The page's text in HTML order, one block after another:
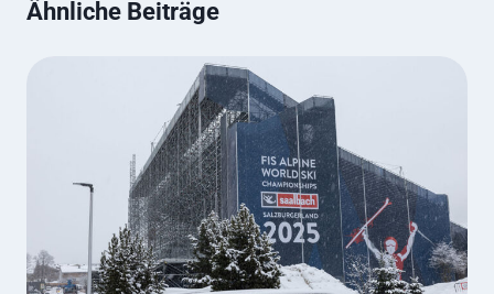
Ähnliche Beiträge